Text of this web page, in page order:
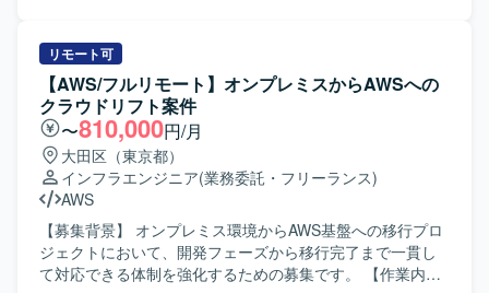
ることができ、メンバーポジションでは設計から実装・保
守まで幅広い工程を経験することができます。 【開発環
境】 AWS上のDWH（RedShift）およびBI（QuickSite）を中
心とした分析系システム環境となります。
定、移行設計、移行実行を行っていただきます。既存オン
プレミス環境のサーバー群の情報を収集・分析し、新環境
の構成を検討したうえで、移行に伴うプログラム改修、テ
スト、実装を担当していただきます。また、移行手順書や
設計書などの各種ドキュメントを作成し、プロジェクト全
体を見渡しながらタスクを整理・推進していただきます。
【求める人物像】 自律的に業務を推進し、プロジェクト全
体を自分ごととして捉えながら行動できる方を求めており
ます。既存システムの情報を丁寧に整理・分析し、抜け漏
れを自ら発見して改善提案ができる方、チームメンバーと
協力しながら責任感を持ってタスクを完遂できる方が望ま
リモート可
【AWS/フルリモート】オンプレミスからAWSへの
クラウドリフト案件
〜810,000円/月
大田区（東京都）
インフラエンジニア(業務委託・フリーランス)
AWS
【募集背景】 オンプレミス環境からAWS基盤への移行プロ
ジェクトにおいて、開発フェーズから移行完了まで一貫し
て対応できる体制を強化するための募集です。 【作業内